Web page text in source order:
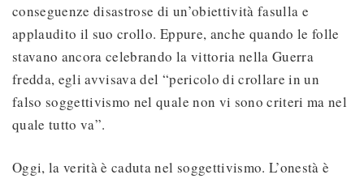
conseguenze disastrose di un’obiettività fasulla e
applaudito il suo crollo. Eppure, anche quando le folle
stavano ancora celebrando la vittoria nella Guerra
fredda, egli avvisava del “pericolo di crollare in un
falso soggettivismo nel quale non vi sono criteri ma nel
quale tutto va”.
Oggi, la verità è caduta nel soggettivismo. L’onestà è